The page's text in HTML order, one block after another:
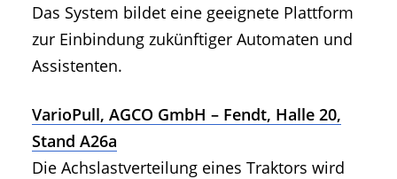
Das System bildet eine geeignete Plattform
zur Einbindung zukünftiger Automaten und
Assistenten.
VarioPull, AGCO GmbH – Fendt, Halle 20,
Stand A26a
Die Achslastverteilung eines Traktors wird